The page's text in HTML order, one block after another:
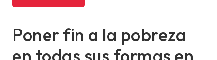
Poner fin a la pobreza
en todas sus formas en